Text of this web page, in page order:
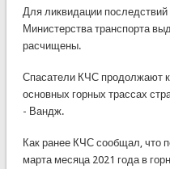
Для ликвидации
Министерства транспорта
расчищены.
Спасатели КЧС продолжают
основных горных трассах
- Вандж.
Как ранее КЧС сообщал, что
марта месяца 2021 года в